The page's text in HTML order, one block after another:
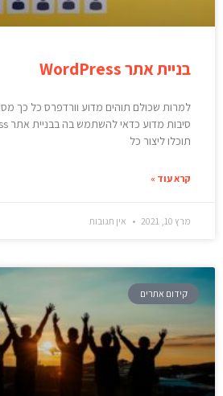
בניית אתר WordPress
למרות שכולם תוהים מדוע וורדפרס כל כך
תוכלו ליצור כל
קרא עוד »
מרץ 10, 2021 אין תגובות
קידום אתרים